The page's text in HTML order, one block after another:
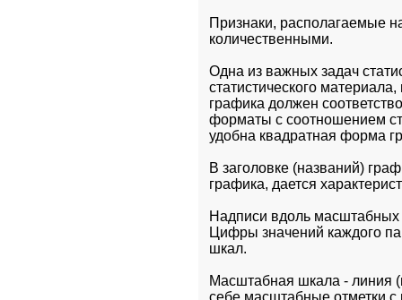
Признаки, располагаемые
количественными.
Одна из важных задач
статистического
графика должен
форматы с соотношением
удобна квадратная форма
В заголовке (названий)
графика, дается
Надписи вдоль масштабных
Цифры значений каждого
шкал.
Масштабная шкала - линия